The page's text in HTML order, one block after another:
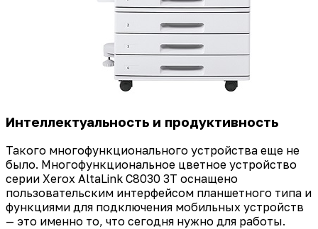
Интеллектуальность и продуктивность
Такого многофункционального устройства еще не
было. Многофункциональное цветное устройство
серии Xerox AltaLink C8030 3T оснащено
пользовательским интерфейсом планшетного типа и
функциями для подключения мобильных устройств
— это именно то, что сегодня нужно для работы.